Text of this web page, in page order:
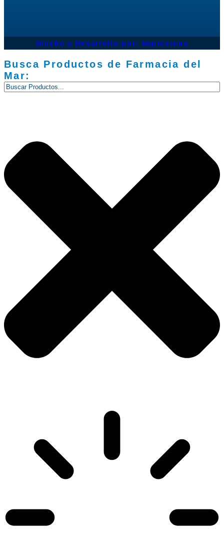
Diseño y Desarrollo por: Impresiona​
Busca Productos de Farmacia del
Mar: